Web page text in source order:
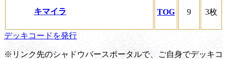
キマイラ TOG 9 3枚
デッキコードを発行
※リンク先のシャドウバースポータルで、ご自身でデッキコ